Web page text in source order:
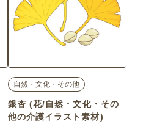
自然・文化・その他
銀杏 (花/自然・文化・その
他の介護イラスト素材)